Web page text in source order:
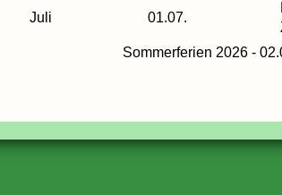
Juli 01.07.
Sommerferien 2026 -